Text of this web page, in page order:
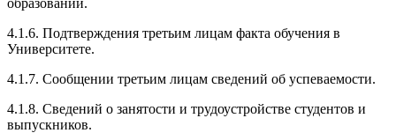
образовании.
4.1.6. Подтверждения третьим лицам факта обучения в
Университете.
4.1.7. Сообщении третьим лицам сведений об успеваемости.
4.1.8. Сведений о занятости и трудоустройстве студентов и
выпускников.